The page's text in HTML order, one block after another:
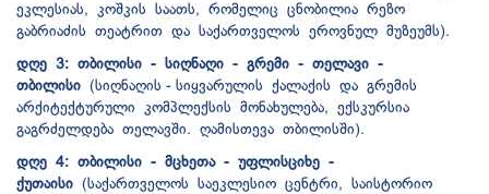
ეკლესიას, კოშკის საათს, რომელიც ცნობილია რეზო
გაბრიაძის თეატრით და საქართველოს ეროვნულ მუზეუმს).
დღე 3: თბილისი - სიღნაღი - გრემი - თელავი -
თბილისი (სიღნაღის - სიყვარულის ქალაქის და გრემის
არქიტექტურული კომპლექსის მონახულება, ექსკურსია
გაგრძელდება თელავში. ღამისთევა თბილისში).
დღე 4: თბილისი - მცხეთა - უფლისციხე -
ქუთაისი (საქართველოს საეკლესიო ცენტრი, საისტორიო